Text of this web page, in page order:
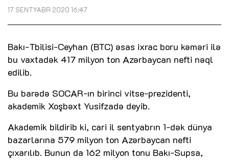
17 SENTYABR 2020 16:47
Bakı-Tbilisi-Ceyhan (BTC) əsas ixrac boru kəməri ilə
bu vaxtadək 417 milyon ton Azərbaycan nefti nəql
edilib.
Bu barədə SOCAR-ın birinci vitse-prezidenti,
akademik Xoşbəxt Yusifzadə deyib.
Akademik bildirib ki, cari il sentyabrın 1-dək dünya
bazarlarına 579 milyon ton Azərbaycan nefti
çıxarılıb. Bunun da 162 milyon tonu Bakı-Supsa,